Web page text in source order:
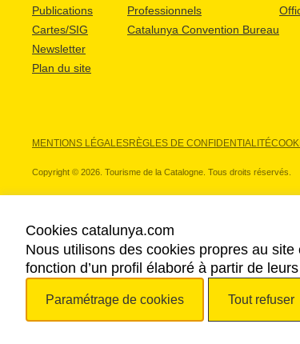
Publications
Cartes/SIG
Newsletter
Plan du site
Professionnels
Catalunya Convention Bureau
MENTIONS LÉGALESRÈGLES DE CONFIDENTIALITÉ
Copyright © 2026. Tourisme de la Catalogne. Tous droits réservés.
NOS PARTENAIRES
Cookies catalunya.com
Nous utilisons des cookies propres au
fonction d’un profil élaboré à partir de
Paramétrage de cookies Tout refuser